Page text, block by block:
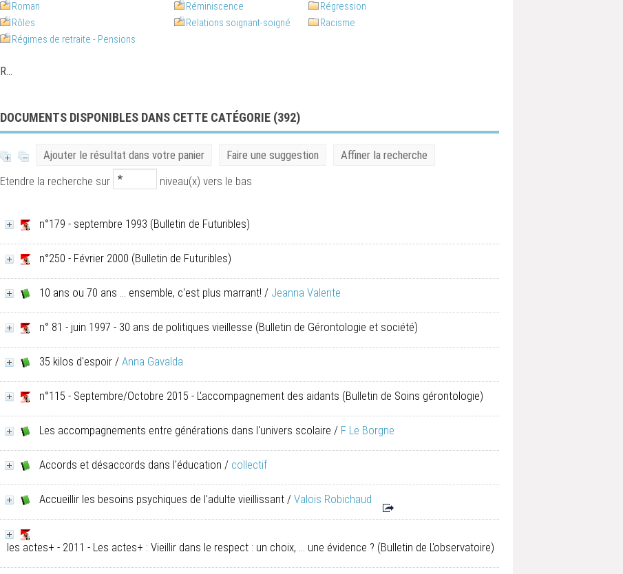
Roman
Réminiscence
Régression
Rôles
Relations soignant-soigné
Racisme
Régimes de retraite - Pensions
R...
DOCUMENTS DISPONIBLES DANS CETTE CATÉGORIE (392)
Ajouter le résultat dans votre panier Faire une suggestion
Affiner la recherche
Etendre la recherche sur
niveau(x) vers le bas
n°179 - septembre 1993 (Bulletin de Futuribles)
n°250 - Février 2000 (Bulletin de Futuribles)
10 ans ou 70 ans ... ensemble, c'est plus marrant! / Jeanna Valente
n° 81 - juin 1997 - 30 ans de politiques vieillesse (Bulletin de Gérontologie et société)
35 kilos d'espoir / Anna Gavalda
n°115 - Septembre/Octobre 2015 - L'accompagnement des aidants (Bulletin de Soins gérontologie)
Les accompagnements entre générations dans l'univers scolaire / F Le Borgne
Accords et désaccords dans l'éducation / collectif
Accueillir les besoins psychiques de l'adulte vieillissant / Valois Robichaud
les actes+ - 2011 - Les actes+ : Vieillir dans le respect : un choix, ... une évidence ? (Bulletin de L'observatoire)